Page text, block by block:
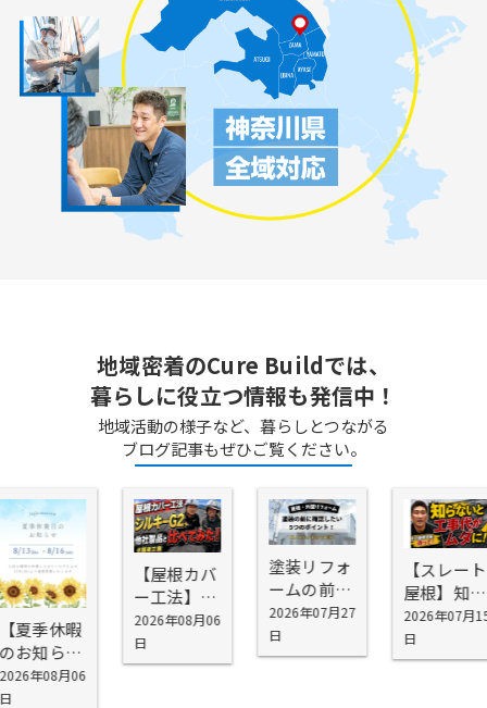
地域密着のCure Buildでは、
暮らしに役立つ情報も発信中！
地域活動の様子など、暮らしとつながる
ブログ記事もぜひご覧ください。
夏季休暇
お知ら
】年08月06
【屋根カバ
ー工法】シ
スキーG2を
お勧めする
理由
2026年08月06
日
塗装リフォ
ームの前に
確認したい
5つの場所
｜外壁塗装
2026年07月27
日
【スレート
屋根】知ら
ないと工事
代が無駄に
なる！屋根
2026年07月
日